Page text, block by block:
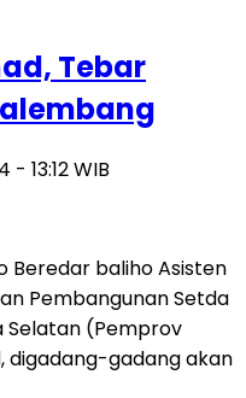
Tebar
- 13:12 WIB
Beredar baliho Asisten
Pembangunan Setda
Selatan (Pemprov
digadang-gadang akan